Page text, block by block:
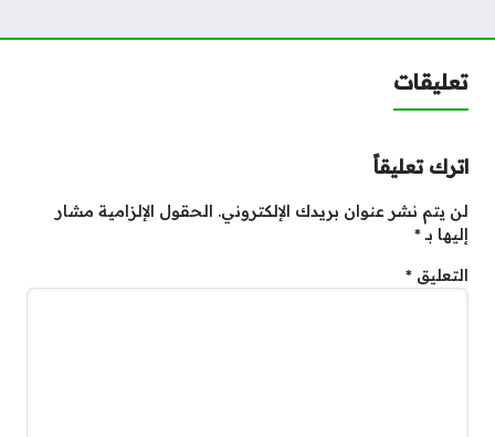
تعليقات
اترك تعليقاً
لن يتم نشر عنوان بريدك الإلكتروني. الحقول الإلزامية مشار
إليها بـ*
التعليق *